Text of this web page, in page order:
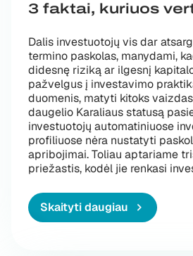
3 faktai, kuriuos
Dalis investuotojų vis dar
termino paskolas, manydami,
didesnę riziką ar ilgesnį
pažvelgus į investavimo
duomenis, matyti kitoks
daugelio Karaliaus statusą
investuotojų automatiniuose
profiliuose nėra nustatyti
apribojimai. Toliau aptariame
priežastis, kodėl jie renkasi
Skaityti daugiau